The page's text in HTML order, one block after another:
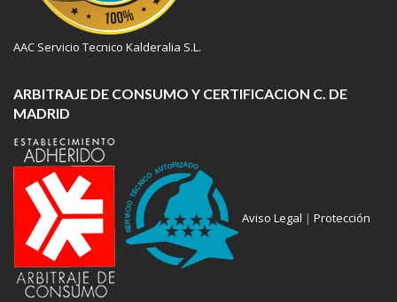
AAC Servicio Tecnico Kalderalia S.L.
ARBITRAJE DE CONSUMO Y CERTIFICACION C. DE
MADRID
Aviso Legal | Protección